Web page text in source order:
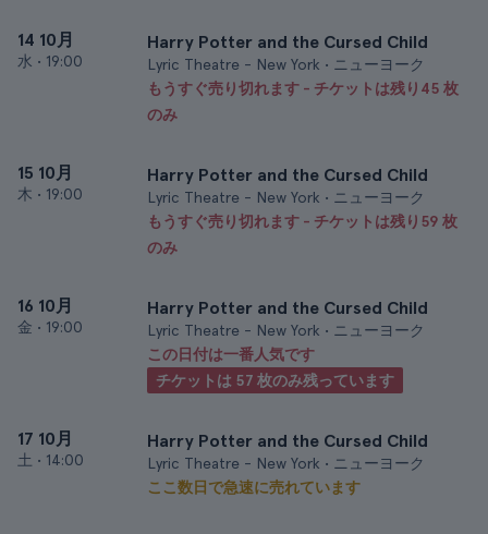
14 10月
水 • 19:00
Harry Potter and the Cursed Child
Lyric Theatre - New York • ニューヨーク
もうすぐ売り切れます - チケットは残り45 枚
のみ
15 10月
木 • 19:00
Harry Potter and the Cursed Child
Lyric Theatre - New York • ニューヨーク
もうすぐ売り切れます - チケットは残り59 枚
のみ
16 10月
金 • 19:00
Harry Potter and the Cursed Child
Lyric Theatre - New York • ニューヨーク
この日付は一番人気です
チケットは 57 枚のみ残っています
17 10月
土 • 14:00
Harry Potter and the Cursed Child
Lyric Theatre - New York • ニューヨーク
ここ数日で急速に売れています